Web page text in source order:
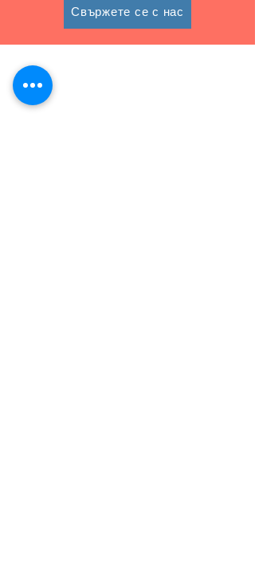
Свържете се с нас